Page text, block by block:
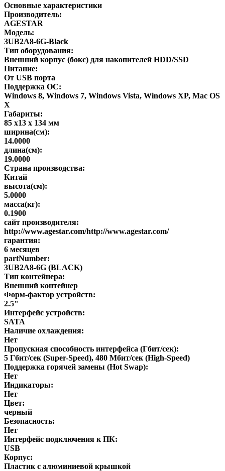
Основные характеристики
Производитель:
AGESTAR
Модель:
3UB2A8-6G-Black
Тип оборудования:
Внешний корпус (бокс) для накопителей HDD/SSD
Питание:
От USB порта
Поддержка ОС:
Windows 8, Windows 7, Windows Vista, Windows XP, Mac OS
X
Габариты:
85 x13 x 134 мм
ширина(см):
14.0000
длина(см):
19.0000
Страна производства:
Китай
высота(см):
5.0000
масса(кг):
0.1900
сайт производителя:
http://www.agestar.com/http://www.agestar.com/
гарантия:
6 месяцев
partNumber:
3UB2A8-6G (BLACK)
Тип контейнера:
Внешний контейнер
Форм-фактор устройств:
2.5"
Интерфейс устройств:
SATA
Наличие охлаждения:
Нет
Пропускная способность интерфейса (Гбит/сек):
5 Гбит/сек (Super-Speed), 480 Мбит/сек (High-Speed)
Поддержка горячей замены (Hot Swap):
Нет
Индикаторы:
Нет
Цвет:
черный
Безопасность:
Нет
Интерфейс подключения к ПК:
USB
Корпус:
Пластик с алюминиевой крышкой